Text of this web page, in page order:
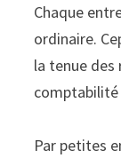
Chaque
ordinaire.
la tenue
comptabilité
Par petites